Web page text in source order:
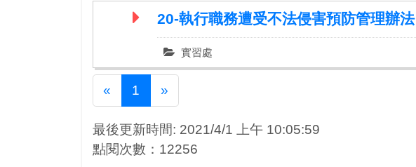
20-執行職務遭受不法侵害預防管理辦法
實習處
« Previous
1 »Next
最後更新時間: 2021/4/1 上午 10:05:59
點閱次數：12256